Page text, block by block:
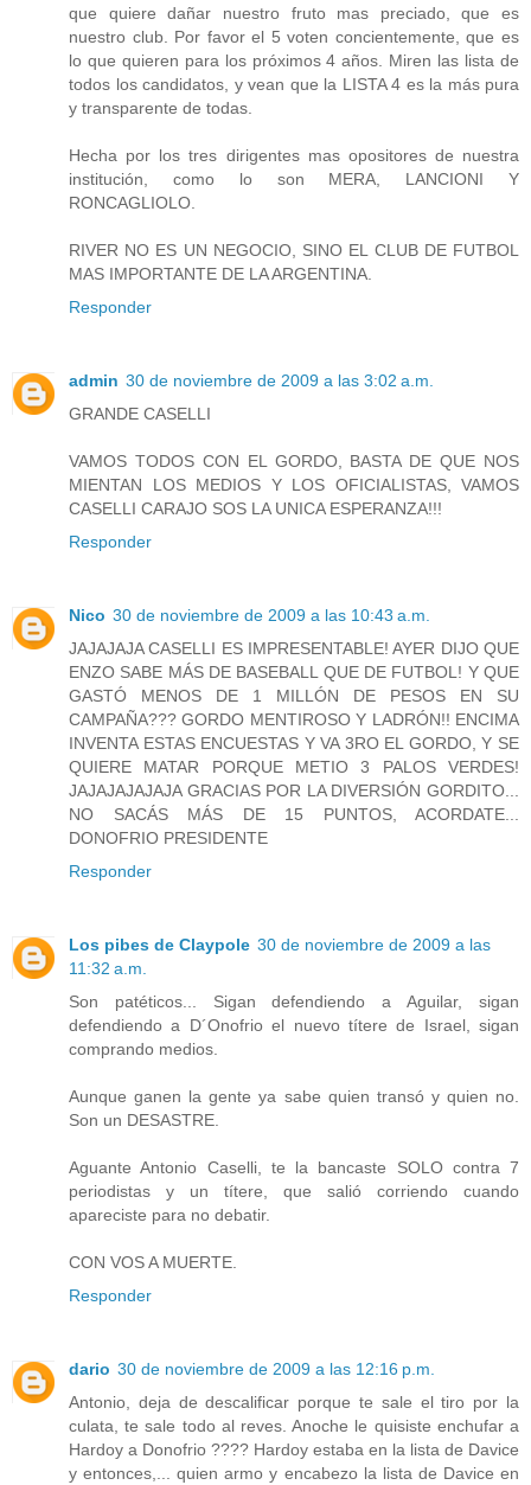
que quiere dañar nuestro fruto mas preciado, que es
nuestro club. Por favor el 5 voten concientemente, que es
lo que quieren para los próximos 4 años. Miren las lista de
todos los candidatos, y vean que la LISTA 4 es la más pura
y transparente de todas.
Hecha por los tres dirigentes mas opositores de nuestra
institución, como lo son MERA, LANCIONI Y
RONCAGLIOLO.
RIVER NO ES UN NEGOCIO, SINO EL CLUB DE FUTBOL
MAS IMPORTANTE DE LA ARGENTINA.
Responder
admin 30 de noviembre de 2009 a las 3:02 a.m.
GRANDE CASELLI
VAMOS TODOS CON EL GORDO, BASTA DE QUE NOS
MIENTAN LOS MEDIOS Y LOS OFICIALISTAS, VAMOS
CASELLI CARAJO SOS LA UNICA ESPERANZA!!!
Responder
Nico 30 de noviembre de 2009 a las 10:43 a.m.
JAJAJAJA CASELLI ES IMPRESENTABLE! AYER DIJO QUE
ENZO SABE MÁS DE BASEBALL QUE DE FUTBOL! Y QUE
GASTÓ MENOS DE 1 MILLÓN DE PESOS EN SU
CAMPAÑA??? GORDO MENTIROSO Y LADRÓN!! ENCIMA
INVENTA ESTAS ENCUESTAS Y VA 3RO EL GORDO, Y SE
QUIERE MATAR PORQUE METIO 3 PALOS VERDES!
JAJAJAJAJAJA GRACIAS POR LA DIVERSIÓN GORDITO...
NO SACÁS MÁS DE 15 PUNTOS, ACORDATE...
DONOFRIO PRESIDENTE
Responder
Los pibes de Claypole 30 de noviembre de 2009 a las
11:32 a.m.
Son patéticos... Sigan defendiendo a Aguilar, sigan
defendiendo a D´Onofrio el nuevo títere de Israel, sigan
comprando medios.
Aunque ganen la gente ya sabe quien transó y quien no.
Son un DESASTRE.
Aguante Antonio Caselli, te la bancaste SOLO contra 7
periodistas y un títere, que salió corriendo cuando
apareciste para no debatir.
CON VOS A MUERTE.
Responder
dario 30 de noviembre de 2009 a las 12:16 p.m.
Antonio, deja de descalificar porque te sale el tiro por la
culata, te sale todo al reves. Anoche le quisiste enchufar a
Hardoy a Donofrio ???? Hardoy estaba en la lista de Davice
y entonces,... quien armo y encabezo la lista de Davice en